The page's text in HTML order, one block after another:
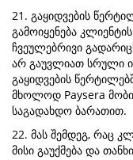
21. გაყიდვების
გამოიყენება
ჩვეულებრივი
არ გაუვლიათ სრული
გაყიდვების
მხოლოდ Paysera
საგადახდო ბარათით.
22. მას შემდეგ, რაც
მისი გაუქმება და